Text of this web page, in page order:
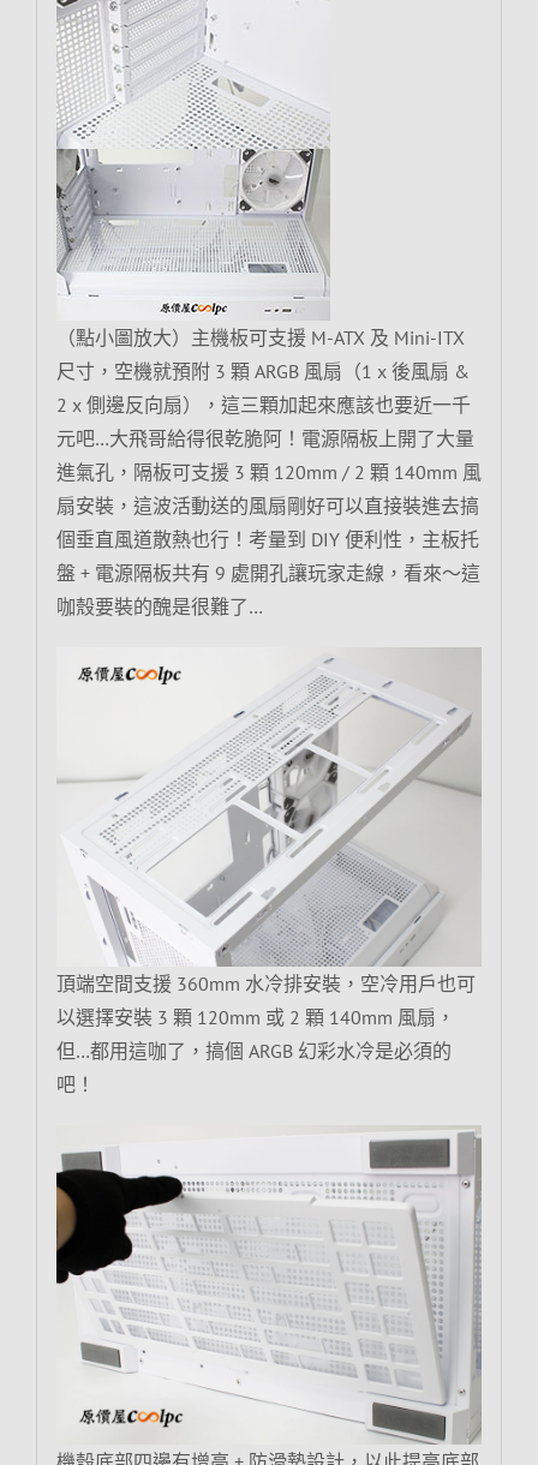
（點小圖放大）主機板可支援 M-ATX 及 Mini-ITX
尺寸，空機就預附 3 顆 ARGB 風扇（1 x 後風扇 &
2 x 側邊反向扇），這三顆加起來應該也要近一千
元吧…大飛哥給得很乾脆阿！電源隔板上開了大量
進氣孔，隔板可支援 3 顆 120mm / 2 顆 140mm 風
扇安裝，這波活動送的風扇剛好可以直接裝進去搞
個垂直風道散熱也行！考量到 DIY 便利性，主板托
盤 + 電源隔板共有 9 處開孔讓玩家走線，看來～這
咖殼要裝的醜是很難了…
頂端空間支援 360mm 水冷排安裝，空冷用戶也可
以選擇安裝 3 顆 120mm 或 2 顆 140mm 風扇，
但…都用這咖了，搞個 ARGB 幻彩水冷是必須的
吧！